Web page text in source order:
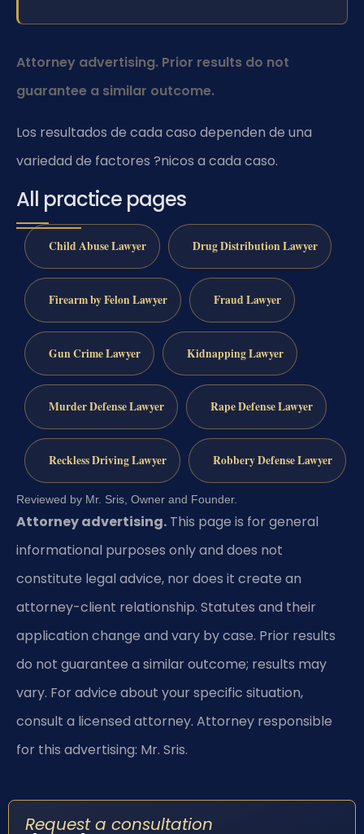
Attorney advertising. Prior results do not
guarantee a similar outcome.
Los resultados de cada caso dependen de una
variedad de factores ?nicos a cada caso.
All practice pages
Child Abuse Lawyer Drug Distribution Lawyer
Firearm by Felon Lawyer Fraud Lawyer
Gun Crime Lawyer Kidnapping Lawyer
Murder Defense Lawyer Rape Defense Lawyer
Reckless Driving Lawyer Robbery Defense Lawyer
Reviewed by Mr. Sris, Owner and Founder.
Attorney advertising. This page is for general
informational purposes only and does not
constitute legal advice, nor does it create an
attorney-client relationship. Statutes and their
application change and vary by case. Prior results
do not guarantee a similar outcome; results may
vary. For advice about your specific situation,
consult a licensed attorney. Attorney responsible
for this advertising: Mr. Sris.
Request a consultation